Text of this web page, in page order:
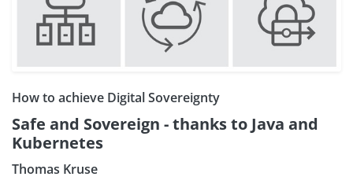
How to achieve Digital Sovereignty
Safe and Sovereign - thanks to Java and
Kubernetes
Thomas Kruse